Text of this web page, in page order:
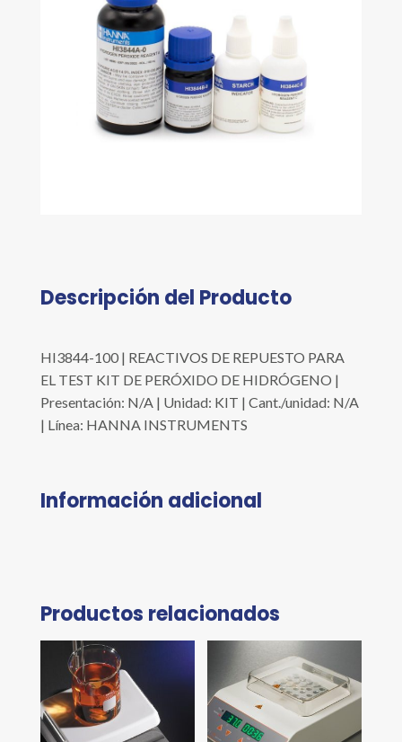
Descripción del Producto
HI3844-100 | REACTIVOS DE REPUESTO PARA
EL TEST KIT DE PERÓXIDO DE HIDRÓGENO |
Presentación: N/A | Unidad: KIT | Cant./unidad: N/A
| Línea: HANNA INSTRUMENTS
Información adicional
Productos relacionados